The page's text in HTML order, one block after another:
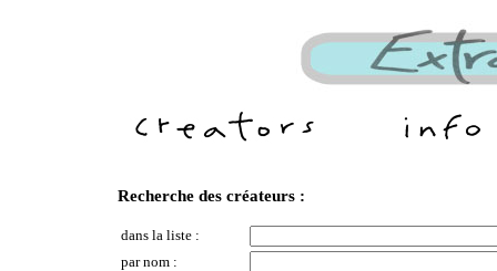
Recherche des créateurs :
dans la liste :
par nom :